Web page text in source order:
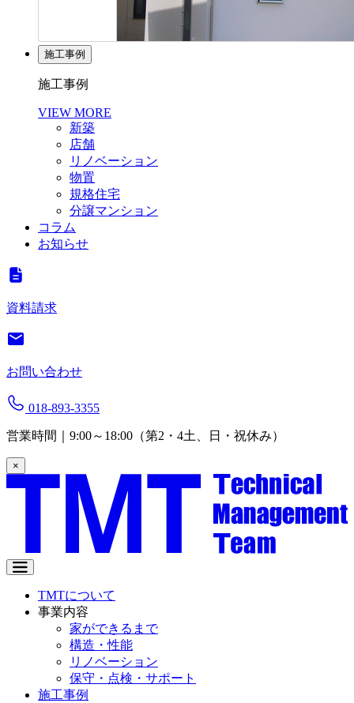
施工事例
施工事例
VIEW MORE
新築
店舗
リノベーション
物置
規格住宅
分譲マンション
コラム
お知らせ
資料請求
お問い合わせ
018-893-3355
営業時間｜9:00～18:00（第2・4土、日・祝休み）
×
TMTについて
事業内容
家ができるまで
構造・性能
リノベーション
保守・点検・サポート
施工事例